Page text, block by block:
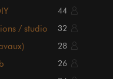
44
/ studio 32
28
26